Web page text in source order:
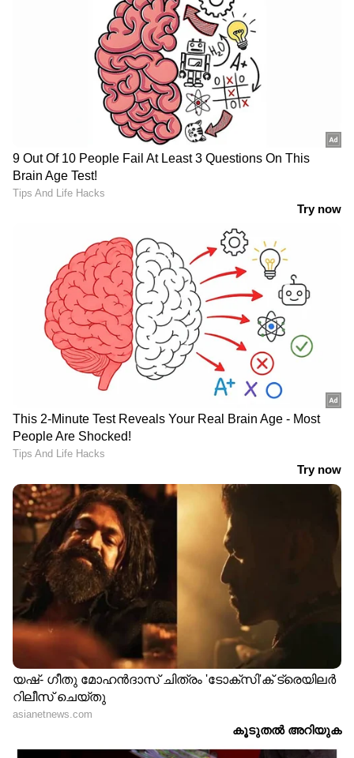
ഒരു ഷിഫ്റ്റിൽ ഒരു നഴ്സ് നോക്കേണ്ട
രോഗികളുടെ എണ്ണത്തിന് ശാസ്ത്രീയമായ
കണക്കുകളുണ്ട്. എന്നാൽ കേരളത്തിലെ പല
ആശുപത്രികളിലും വാർഡുകളിൽ ഒരു നഴ്സ്
പത്തും ഇരുപത്തും രോഗികളെ ഒരേസമയം
പരിചരിക്കേണ്ടി വരുന്ന ഗതികേടുണ്ട്. ഇത്
നഴ്സുമാരുടെ ആരോഗ്യത്തെ തകർക്കുക
പരിചരണത്തിന്റെ ഗുണനിലവാരത്തെ
ബാധിക്കുകയും ചെയ്യുന്നു. സുരക്ഷിതമായ
യാത്രാസൗകര്യങ്ങളുടെ അഭാവവും, രാത്രി
ഡ്യൂട്ടി കഴിഞ്ഞിറങ്ങുന്ന നഴ്സുമാർക്ക്
വിശ്രമിക്കാനുള്ള ഇടങ്ങളുടെ കുറവും
കേരളത്തിൽ അവർ നേരിടുന്ന മറ്റ് പ്രധാന
പ്രശ്നങ്ങളാണ്.
ശാരീരികവും മാനസികവുമായ നിരന്തര
സമ്മർദ്ദങ്ങൾ
മറ്റ് പല തൊഴിലുകളെയും അപേക്ഷിച്ച് നഴ്സിങ്
മേഖല കടുത്ത ശാരീരിക-മാനസിക
വെല്ലുവിളികൾ നിറഞ്ഞതാണ്.
മണിക്കൂറുകളോളം ഒരേ നിൽപ്പിൽ നിന്ന് ജോലി
ചെയ്യേണ്ടി വരുന്നത് കാരണം കാലുകളിലെ
വെരിക്കോസ് വെയിൻ ഉൾപ്പെടെയുള്ള
ശാരീരിക ബുദ്ധിമുട്ടുകൾ നഴ്സുമാർക്കിടയിൽ
വളരെ സാധാരണമാണ്. കൂടാതെ,
പകർച്ചവ്യാധികൾ ഉള്ള രോഗികളെ നിരന്തരം
പരിചരിക്കുന്നതിനാൽ, സ്വന്തം ആരോഗ്യത്തിന്
എപ്പോഴും ഭീഷണി നേരിട്ടുകൊണ്ടാണ് അവർ
കർമ്മനിരതരാകുന്നത്. മാനസികമായ